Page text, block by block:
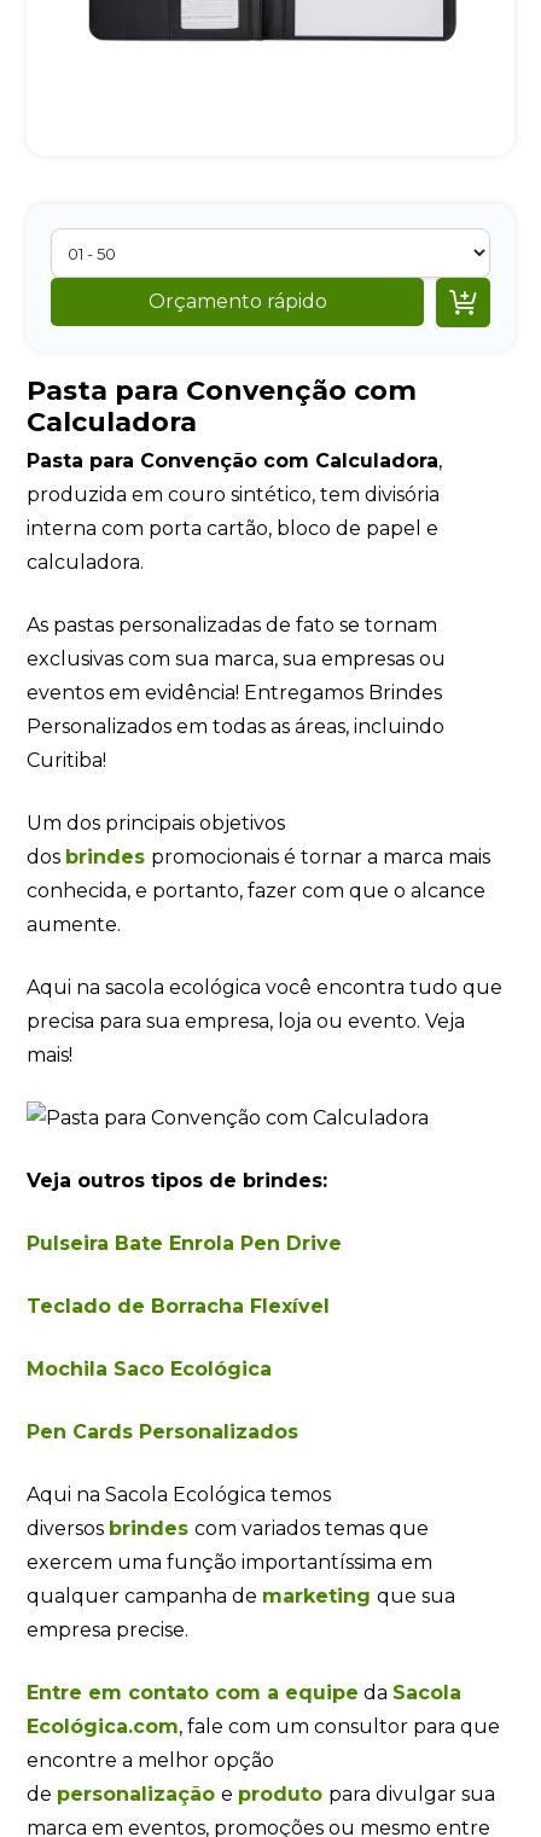
Orçamento rápido 
Pasta para Convenção com
Calculadora
Pasta para Convenção com Calculadora,
produzida em couro sintético, tem divisória
interna com porta cartão, bloco de papel e
calculadora.
As pastas personalizadas de fato se tornam
exclusivas com sua marca, sua empresas ou
eventos em evidência! Entregamos Brindes
Personalizados em todas as áreas, incluindo
Curitiba!
Um dos principais objetivos
dos brindes promocionais é tornar a marca mais
conhecida, e portanto, fazer com que o alcance
aumente.
Aqui na sacola ecológica você encontra tudo que
precisa para sua empresa, loja ou evento. Veja
mais!
Veja outros tipos de brindes:
Pulseira Bate Enrola Pen Drive
Teclado de Borracha Flexível
Mochila Saco Ecológica
Pen Cards Personalizados
Aqui na Sacola Ecológica temos
diversos brindes com variados temas que
exercem uma função importantíssima em
qualquer campanha de marketing que sua
empresa precise.
Entre em contato com a equipe da Sacola
Ecológica.com, fale com um consultor para que
encontre a melhor opção
de personalização e produto para divulgar sua
marca em eventos, promoções ou mesmo entre